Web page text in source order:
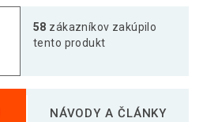
58 zákazníkov zakúpilo
tento produkt
NÁVODY A ČLÁNKY